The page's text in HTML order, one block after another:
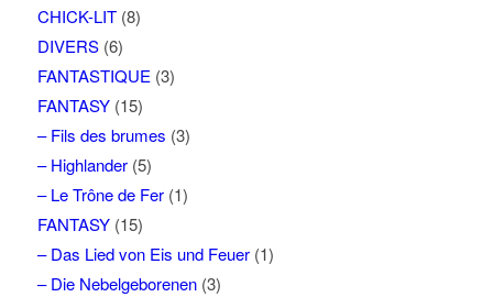
CHICK-LIT(8)
DIVERS(6)
FANTASTIQUE(3)
FANTASY(15)
– Fils des brumes (3)
– Highlander(5)
– Le Trône de Fer(1)
FANTASY(15)
– Das Lied von Eis und Feuer(1)
– Die Nebelgeborenen(3)